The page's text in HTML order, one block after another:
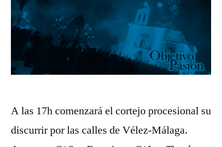
A las 17h comenzará el cortejo procesional su
discurrir por las calles de Vélez-Málaga.